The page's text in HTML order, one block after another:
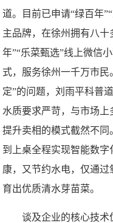
道。目前已申请“绿百年
主品牌，在徐州拥有八
年”“乐菜甄选”线上微信
式，服务徐州一千万市民
定”的问题，刘雨平科普
水质要求严苛，与市场上
提升卖相的模式截然不
到上桌全程实现智能数
康，又节约水电，仅通
育出优质清水芽苗菜。
谈及企业的核心技术